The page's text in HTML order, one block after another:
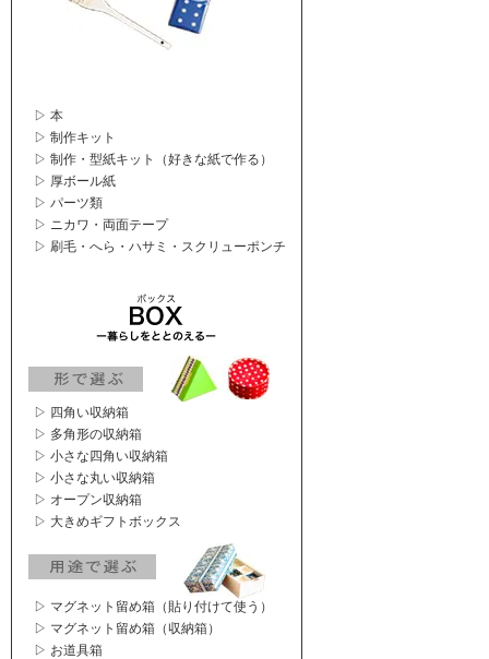
▷ 本
▷ 制作キット
▷ 制作・型紙キット（好きな紙で作る）
▷ 厚ボール紙
▷ パーツ類
▷ ニカワ・両面テープ
▷ 刷毛・へら・ハサミ・スクリューポンチ
▷ 四角い収納箱
▷ 多角形の収納箱
▷ 小さな四角い収納箱
▷ 小さな丸い収納箱
▷ オープン収納箱
▷ 大きめギフトボックス
▷ マグネット留め箱（貼り付けて使う）
▷ マグネット留め箱（収納箱）
▷ お道具箱